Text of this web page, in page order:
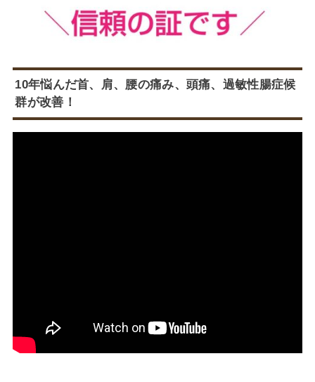
10年悩んだ首、肩、腰の痛み、頭痛、過敏性腸症候
群が改善！